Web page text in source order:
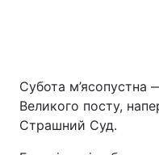
Субота м’ясопустна
Великого посту,
Страшний Суд.